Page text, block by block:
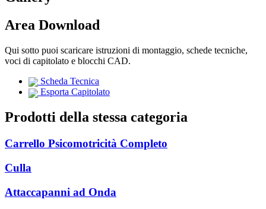
Area Download
Qui sotto puoi scaricare istruzioni di montaggio, schede tecniche,
voci di capitolato e blocchi CAD.
Scheda Tecnica
Esporta Capitolato
Prodotti della stessa categoria
Carrello Psicomotricità Completo
Culla
Attaccapanni ad Onda